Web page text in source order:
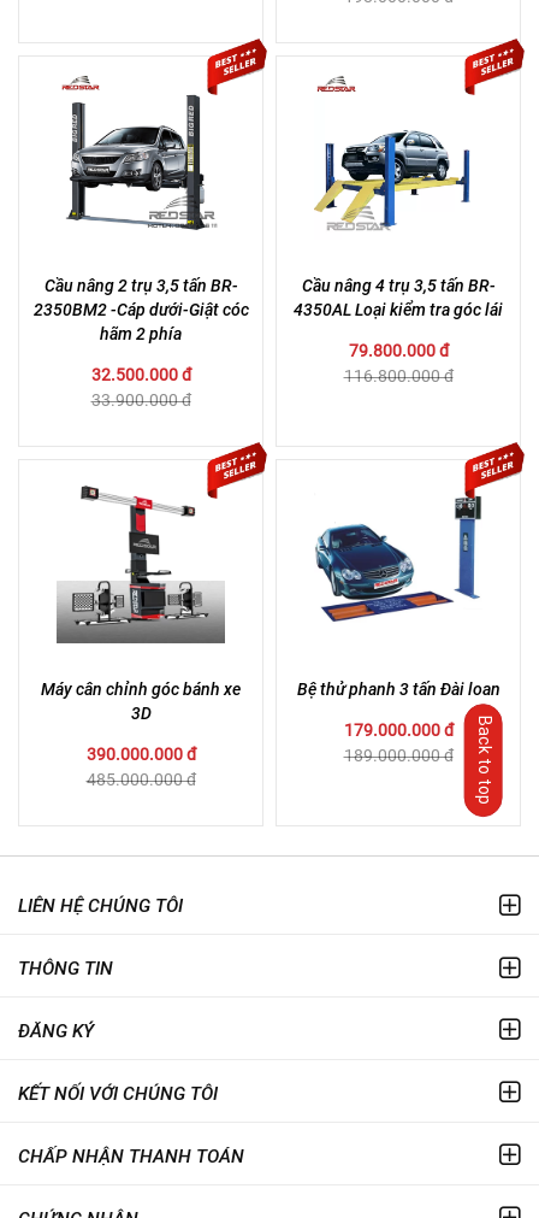
Cầu nâng 2 trụ 3,5 tấn BR-
2350BM2 -Cáp dưới-Giật cóc
hãm 2 phía
32.500.000 đ
33.900.000 đ
Cầu nâng 4 trụ 3,5 tấn BR-
4350AL Loại kiểm tra góc lái
79.800.000 đ
116.800.000 đ
Máy cân chỉnh góc bánh xe
3D
390.000.000 đ
485.000.000 đ
Bệ thử phanh 3 tấn Đài loan
179.000.000 đ
189.000.000 đ
LIÊN HỆ CHÚNG TÔI
THÔNG TIN
ĐĂNG KÝ
KẾT NỐI VỚI CHÚNG TÔI
CHẤP NHẬN THANH TOÁN
Back to top